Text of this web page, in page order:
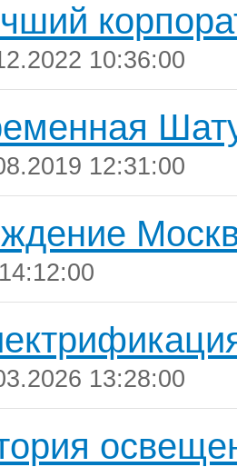
10:36:00
12:31:00
13:28:00